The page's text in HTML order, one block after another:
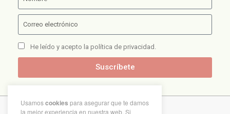
He leído y acepto la política de privacidad.
Suscríbete
Copyright © 2021 Irene Algar
Usamoscookies para asegurar que te damos
la mejor experiencia en nuestra web. Si